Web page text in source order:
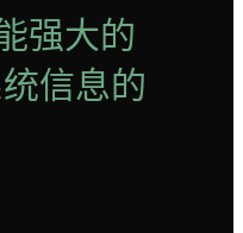
强大的
信息的